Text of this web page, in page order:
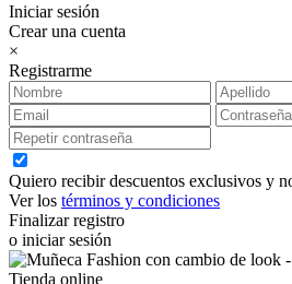
Iniciar sesión
Crear una cuenta
×
Registrarme
Quiero recibir descuentos exclusivos y
Ver los términos y condiciones
Finalizar registro
o iniciar sesión